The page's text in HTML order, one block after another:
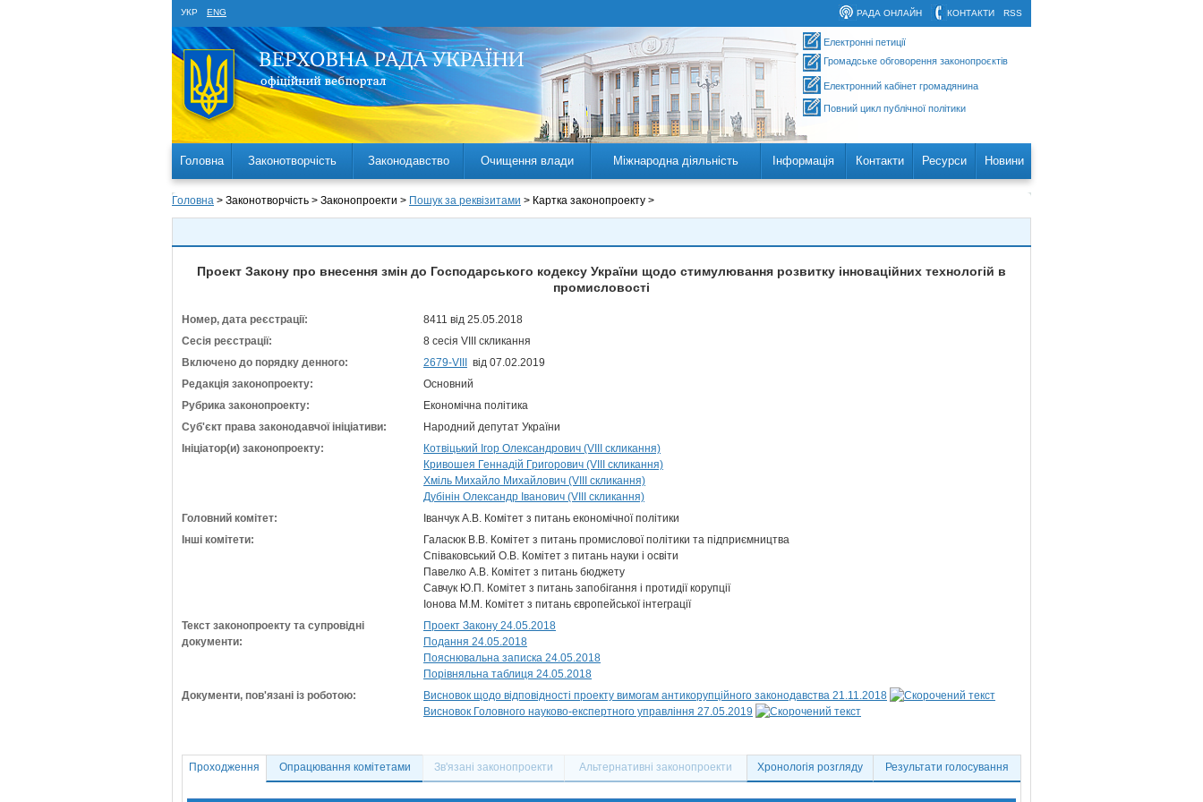
УКР ENG RSS
КОНТАКТИ
РАДА ОНЛАЙН
Електронні петиції
Громадське обговорення законопроєктів
Електронний кабінет громадянина
Повний цикл публічної політики
Головна Законотворчість Законодавство Очищення влади Міжнародна діяльність Інформація Контакти Ресурси Новини
Головна > Законотворчість > Законопроекти > Пошук за реквізитами > Картка законопроекту >
Проект Закону про внесення змін до Господарського кодексу України щодо стимулювання розвитку інноваційних технологій в
промисловості
Номер, дата реєстрації:
8411 від 25.05.2018
Сесія реєстрації:
8 сесія VIII скликання
Включено до порядку денного:
2679-VIII
від 07.02.2019
Редакція законопроекту:
Основний
Рубрика законопроекту:
Економічна політика
Суб'єкт права законодавчої ініціативи:
Народний депутат України
Ініціатор(и) законопроекту:
Котвіцький Ігор Олександрович (VIII скликання)
Кривошея Геннадій Григорович (VIII скликання)
Хміль Михайло Михайлович (VIII скликання)
Дубінін Олександр Іванович (VIII скликання)
Головний комітет:
Іванчук А.В. Комітет з питань економічної політики
Інші комітети:
Галасюк В.В. Комітет з питань промислової політики та підприємництва
Співаковський О.В. Комітет з питань науки і освіти
Павелко А.В. Комітет з питань бюджету
Савчук Ю.П. Комітет з питань запобігання і протидії корупції
Іонова М.М. Комітет з питань європейської інтеграції
Текст законопроекту та супровідні
документи:
Проект Закону 24.05.2018
Подання 24.05.2018
Пояснювальна записка 24.05.2018
Порівняльна таблиця 24.05.2018
Документи, пов'язані із роботою:
Висновок щодо відповідності проекту вимогам антикорупційного законодавства 21.11.2018
Висновок Головного науково-експертного управління 27.05.2019
Проходження Опрацювання комітетами Зв'язані законопроекти Альтернативні законопроекти Хронологія розгляду Результати голосування